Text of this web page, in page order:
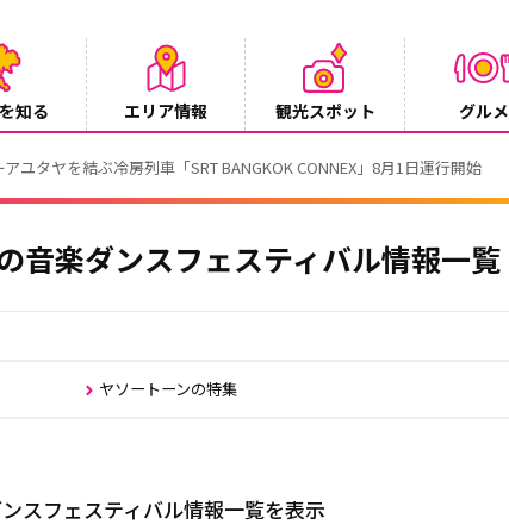
知る エリア情報 観光スポット グルメ
アユタヤを結ぶ冷房列車「SRT BANGKOK CONNEX」8月1日運行開始
音楽ダンスフェスティバル情報一覧
ヤソートーンの特集
スフェスティバル情報一覧を表示